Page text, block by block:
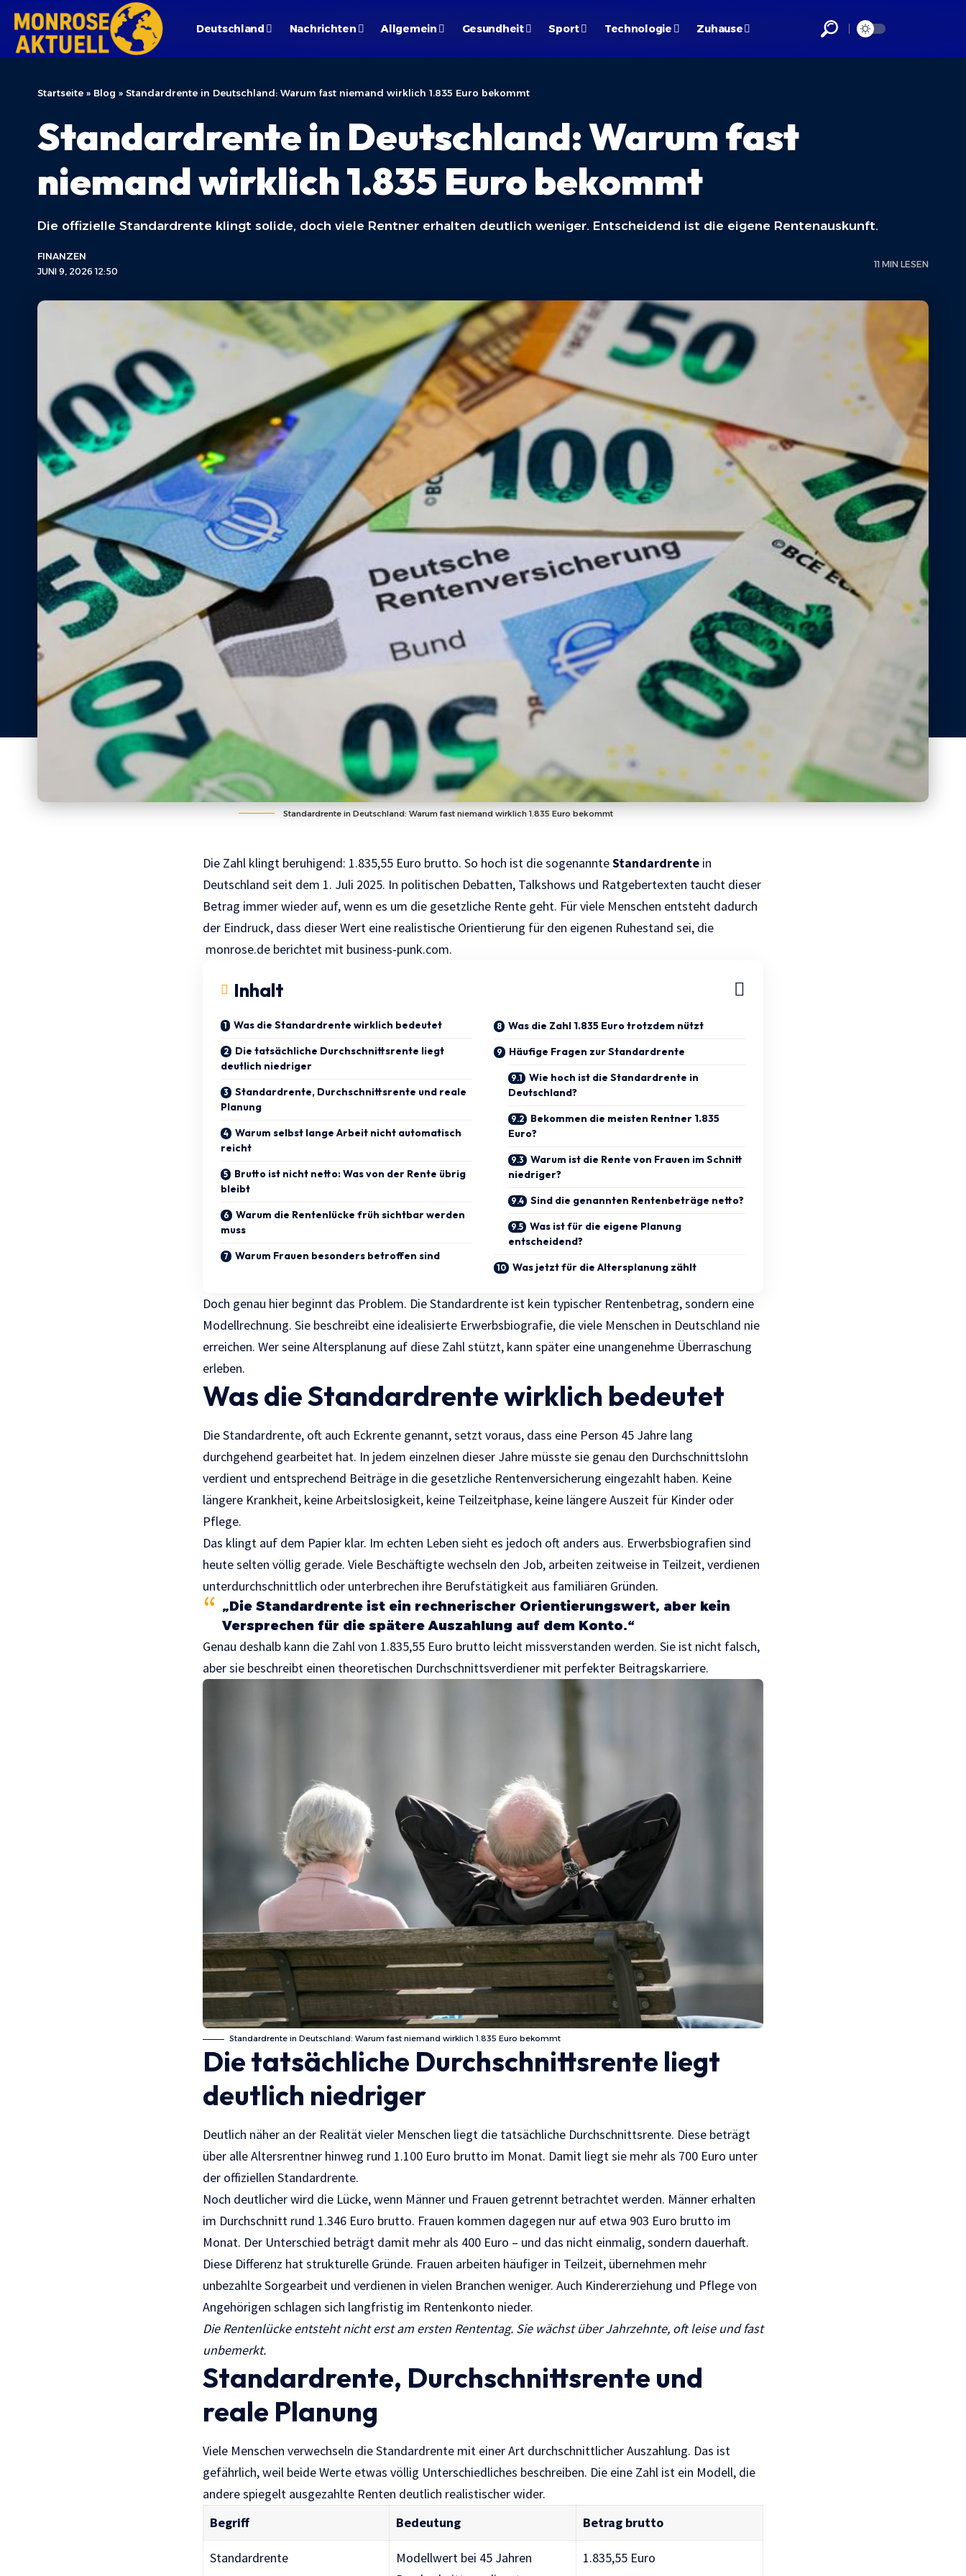
Deutschland Nachrichten Allgemein Gesundheit Sport Technologie Zuhause
Startseite » Blog » Standardrente in Deutschland: Warum fast niemand wirklich 1.835 Euro bekommt
Standardrente in Deutschland: Warum fast
niemand wirklich 1.835 Euro bekommt
Die offizielle Standardrente klingt solide, doch viele Rentner erhalten deutlich weniger. Entscheidend ist die eigene Rentenauskunft.
JUNI 9, 2026 12:50
FINANZEN
11 MIN LESEN
Standardrente in Deutschland: Warum fast niemand wirklich 1.835 Euro bekommt
Die Zahl klingt beruhigend: 1.835,55 Euro brutto. So hoch ist die sogenannteStandardrente in
Deutschland seit dem 1. Juli 2025. In politischen Debatten, Talkshows und Ratgebertexten taucht dieser
Betrag immer wieder auf, wenn es um die gesetzliche Rente geht. Für viele Menschen entsteht dadurch
der Eindruck, dass dieser Wert eine realistische Orientierung für den eigenen Ruhestand sei, die
monrose.de berichtet mit business-punk.com.
Inhalt
Was die Standardrente wirklich bedeutet
Die tatsächliche Durchschnittsrente liegt
deutlich niedriger
Standardrente, Durchschnittsrente und reale
Planung
Warum selbst lange Arbeit nicht automatisch
reicht
Brutto ist nicht netto: Was von der Rente übrig
bleibt
Warum die Rentenlücke früh sichtbar werden
muss
Warum Frauen besonders betroffen sind
Was die Zahl 1.835 Euro trotzdem nützt
Häufige Fragen zur Standardrente
Wie hoch ist die Standardrente in
Deutschland?
Bekommen die meisten Rentner 1.835
Euro?
Warum ist die Rente von Frauen im Schnitt
niedriger?
Sind die genannten Rentenbeträge netto?
Was ist für die eigene Planung
entscheidend?
Was jetzt für die Altersplanung zählt
Doch genau hier beginnt das Problem. Die Standardrente ist kein typischer Rentenbetrag, sondern eine
Modellrechnung. Sie beschreibt eine idealisierte Erwerbsbiografie, die viele Menschen in Deutschland nie
erreichen. Wer seine Altersplanung auf diese Zahl stützt, kann später eine unangenehme Überraschung
erleben.
Was die Standardrente wirklich bedeutet
Die Standardrente, oft auch Eckrente genannt, setzt voraus, dass eine Person 45 Jahre lang
durchgehend gearbeitet hat. In jedem einzelnen dieser Jahre müsste sie genau den Durchschnittslohn
verdient und entsprechend Beiträge in die gesetzliche Rentenversicherung eingezahlt haben. Keine
längere Krankheit, keine Arbeitslosigkeit, keine Teilzeitphase, keine längere Auszeit für Kinder oder
Pflege.
Das klingt auf dem Papier klar. Im echten Leben sieht es jedoch oft anders aus. Erwerbsbiografien sind
heute selten völlig gerade. Viele Beschäftigte wechseln den Job, arbeiten zeitweise in Teilzeit, verdienen
unterdurchschnittlich oder unterbrechen ihre Berufstätigkeit aus familiären Gründen.
„Die Standardrente ist ein rechnerischer Orientierungswert, aber kein
Versprechen für die spätere Auszahlung auf dem Konto.“
Genau deshalb kann die Zahl von 1.835,55 Euro brutto leicht missverstanden werden. Sie ist nicht falsch,
aber sie beschreibt einen theoretischen Durchschnittsverdiener mit perfekter Beitragskarriere.
Standardrente in Deutschland: Warum fast niemand wirklich 1.835 Euro bekommt
Die tatsächliche Durchschnittsrente liegt
deutlich niedriger
Deutlich näher an der Realität vieler Menschen liegt die tatsächliche Durchschnittsrente. Diese beträgt
über alle Altersrentner hinweg rund 1.100 Euro brutto im Monat. Damit liegt sie mehr als 700 Euro unter
der offiziellen Standardrente.
Noch deutlicher wird die Lücke, wenn Männer und Frauen getrennt betrachtet werden. Männer erhalten
im Durchschnitt rund 1.346 Euro brutto. Frauen kommen dagegen nur auf etwa 903 Euro brutto im
Monat. Der Unterschied beträgt damit mehr als 400 Euro – und das nicht einmalig, sondern dauerhaft.
Diese Differenz hat strukturelle Gründe. Frauen arbeiten häufiger in Teilzeit, übernehmen mehr
unbezahlte Sorgearbeit und verdienen in vielen Branchen weniger. Auch Kindererziehung und Pflege von
Angehörigen schlagen sich langfristig im Rentenkonto nieder.
Die Rentenlücke entsteht nicht erst am ersten Rententag. Sie wächst über Jahrzehnte, oft leise und fast
unbemerkt.
Standardrente, Durchschnittsrente und
reale Planung
Viele Menschen verwechseln die Standardrente mit einer Art durchschnittlicher Auszahlung. Das ist
gefährlich, weil beide Werte etwas völlig Unterschiedliches beschreiben. Die eine Zahl ist ein Modell, die
andere spiegelt ausgezahlte Renten deutlich realistischer wider.
Begriff
Bedeutung Betrag brutto
Standardrente
Modellwert bei 45 Jahren
1.835,55 Euro